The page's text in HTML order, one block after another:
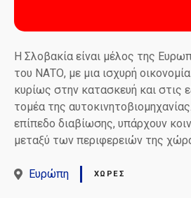
Η Σλοβακία είναι μέλος της
του ΝΑΤΟ, με μια ισχυρή
κυρίως στην κατασκευή και στις
τομέα της
επίπεδο διαβίωσης, υπάρχουν
μεταξύ των περιφερειών της
Ευρώπη ΧΏΡΕΣ